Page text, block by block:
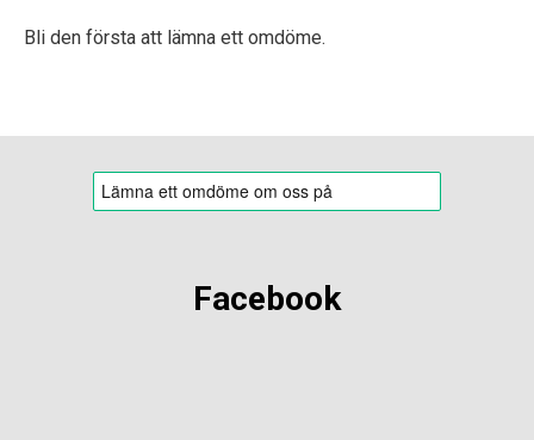
Bli den första att lämna ett omdöme.
Facebook